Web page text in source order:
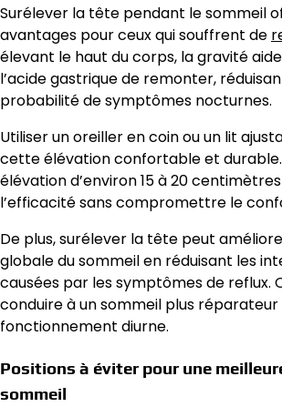
Surélever la tête pendant le sommeil
avantages pour ceux qui souffrent de
élevant le haut du corps, la gravité
l’acide gastrique de remonter,
probabilité de symptômes nocturnes.
Utiliser un oreiller en coin ou un lit
cette élévation confortable et durable.
élévation d’environ 15 à 20
l’efficacité sans compromettre le
De plus, surélever la tête peut
globale du sommeil en réduisant les
causées par les symptômes de reflux.
conduire à un sommeil plus
fonctionnement diurne.
Positions à éviter pour une
sommeil